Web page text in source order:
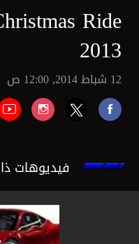
Ride
2013
12 شباط 2014, 12:00 ص
فيديوهات